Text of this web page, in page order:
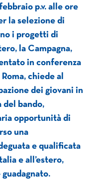
p.v. alle ore
la selezione di
i progetti di
la Campagna,
in conferenza
chiede al
dei giovani in
bando,
opportunità di
una
e qualificata
e all’estero,